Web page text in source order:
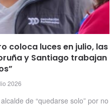
coloca luces en julio, las
y Santiago trabajan
2026
de “quedarse solo” por no